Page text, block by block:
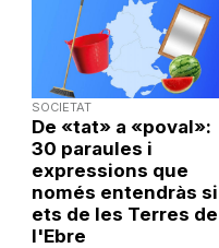
SOCIETAT
De «tat» a «poval»:
30 paraules i
expressions que
només entendràs si
ets de les Terres de
l'Ebre